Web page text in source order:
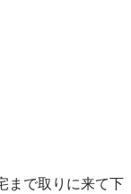
まで取りに来て下